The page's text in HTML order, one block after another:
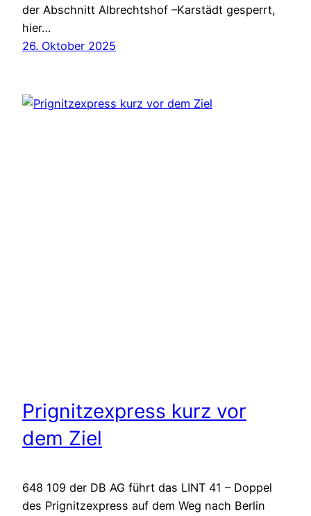
der Abschnitt Albrechtshof –Karstädt gesperrt,
hier…
26. Oktober 2025
Prignitzexpress kurz vor
dem Ziel
648 109 der DB AG führt das LINT 41 – Doppel
des Prignitzexpress auf dem Weg nach Berlin